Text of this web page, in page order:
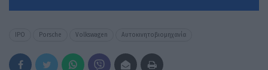
IPO Porsche Volkswagen Αυτοκινητοβιομηχανία